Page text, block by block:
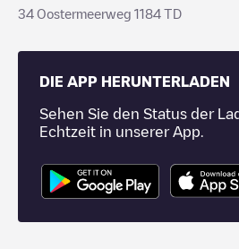
34 Oostermeerweg 1184 TD
DIE APP HERUNTERLADEN
Sehen Sie den Status der
Echtzeit in unserer App.